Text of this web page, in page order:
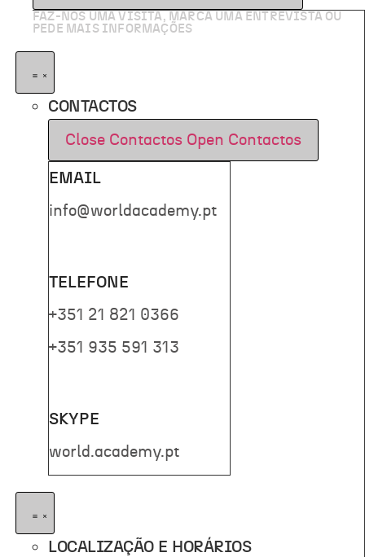
FAZ-NOS UMA VISITA, MARCA UMA ENTREVISTA OU
PEDE MAIS INFORMAÇÕES
CONTACTOS
Close Contactos Open Contactos
EMAIL
info@worldacademy.pt
TELEFONE
+351 21 821 0366
+351 935 591 313
SKYPE
world.academy.pt
LOCALIZAÇÃO E HORÁRIOS